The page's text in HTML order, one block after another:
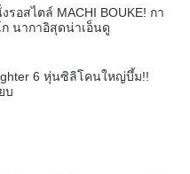
อสไตล์ MACHI BOUKE! กา
นากาอิสุดน่าเอ็นดู
6 หุ่นซิลิโคนใหญ่บึ้ม!!
บ